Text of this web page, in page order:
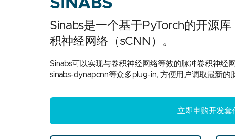
Sinabs是一个基于PyTorch的开源
积神经网络（sCNN）。
Sinabs可以实现与卷积神经网络等效的脉冲卷积神经
sinabs-dynapcnn等众多plug-in, 方便用户调取最新
立即申购开发套